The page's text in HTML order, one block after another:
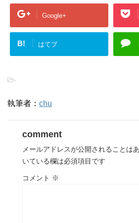
Google+
B! はてブ
-
執筆者： chu
comment
メールアドレスが公開されることは
いている欄は必須項目です
コメント ※